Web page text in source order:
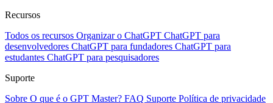
Recursos
Todos os recursos Organizar o ChatGPT ChatGPT para
desenvolvedores ChatGPT para fundadores ChatGPT para
estudantes ChatGPT para pesquisadores
Suporte
Sobre O que é o GPT Master? FAQ Suporte Política de privacidade